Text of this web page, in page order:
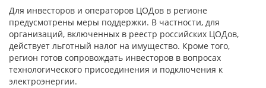
Для инвесторов и операторов ЦОДов в регионе
предусмотрены меры поддержки. В частности, для
организаций, включенных в реестр российских ЦОДов,
действует льготный налог на имущество. Кроме того,
регион готов сопровождать инвесторов в вопросах
технологического присоединения и подключения к
электроэнергии.